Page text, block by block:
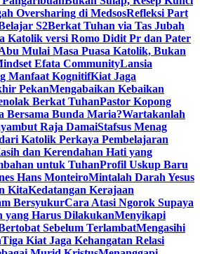
Oversharing di MedsosRefleksi Part
S2Berkat Tuhan via Tas Jubah
Katolik versi Romo Didit Pr dan Pater
Mulai Masa Puasa Katolik, Bukan
Efata CommunityLansia
Manfaat KognitifKiat Jaga
PekanMengabaikan Kebaikan
Berkat TuhanPastor Kopong
Bersama Bunda Maria?Wartakanlah
Raja DamaiStafsus Menag
Katolik Perkaya Pembelajaran
dan Kerendahan Hati yang
untuk TuhanProfil Uskup Baru
Hans MonteiroMintalah Darah Yesus
KitaKedatangan Kerajaan
BersyukurCara Atasi Ngorok Supaya
yang Harus DilakukanMenyikapi
Sebelum TerlambatMengasihi
Tiga Kiat Jaga Kehangatan Relasi